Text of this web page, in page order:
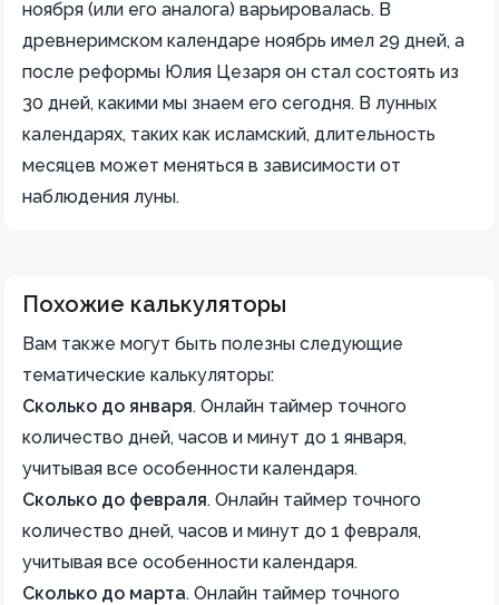
ноября (или его аналога) варьировалась. В
древнеримском календаре ноябрь имел 29 дней, а
после реформы Юлия Цезаря он стал состоять из
30 дней, какими мы знаем его сегодня. В лунных
календарях, таких как исламский, длительность
месяцев может меняться в зависимости от
наблюдения луны.
Похожие калькуляторы
Вам также могут быть полезны следующие
тематические калькуляторы:
Сколько до января. Онлайн таймер точного
количество дней, часов и минут до 1 января,
учитывая все особенности календаря.
Сколько до февраля. Онлайн таймер точного
количество дней, часов и минут до 1 февраля,
учитывая все особенности календаря.
Сколько до марта. Онлайн таймер точного